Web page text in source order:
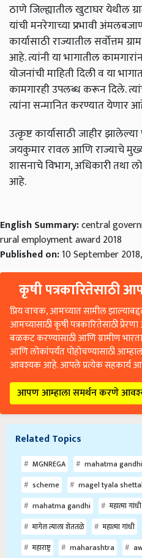
ठाणे जिल्ह्यातील खुटाघर येथील
यांची मनरेगाच्या प्रभावी
कार्यासाठी राज्यातील सर्वोत्तम
आहे. त्यांनी या भागातील
योजनांची माहिती दिली व या
कामगारही उपलब्ध करून दिले.
त्यांना सन्मानित करण्यात येणार
उत्कृष्ट कार्यासाठी जाहीर
जयकुमार रावल आणि राज्याचे
शासनाचे विभाग, अधिकारी तथा
आहे.
English Summary:central
rural employment award 2018
Published on:10 September
कृषी पत्रकारितेसाठी
प्रिय वाचक, आमच्यात सामील
आमच्यासाठी कृषी पत्रकारितेसाठी
बळकट करण्यासाठी आणि ग्रामीण
आणि लोकांपर्यंत पोहोचण्यासाठी
आवश्यक आहे. आपले प्रत्येक सहकार्य
आपण आम्हाला समर्थन करणे
Related Topics
‎MGNREGA
mahatma
scheme
magel tyala
mahatma gandhi
महात्मा
मागेल त्याला शेततळे
महात्मा गांधी
महाराष्ट्र
maharashtra